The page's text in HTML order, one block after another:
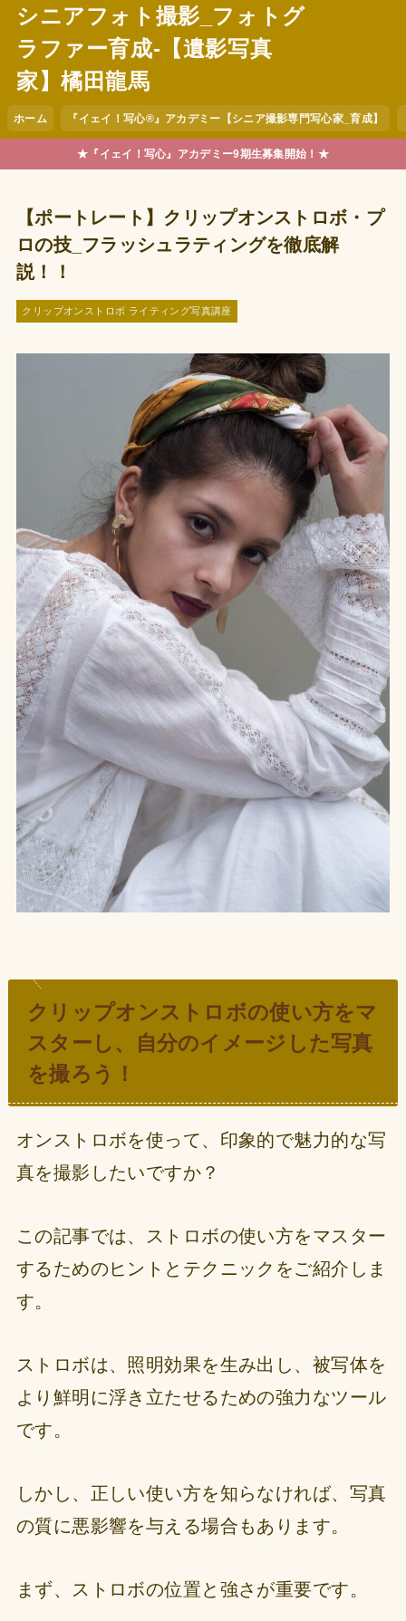
シニアフォト撮影_フォトグ
ラファー育成-【遺影写真
家】橘田龍馬
ホーム 『イェイ！写心®︎』アカデミー【シニア撮影専門写心家_育成】
★『イェイ！写心』アカデミー9期生募集開始！★
【ポートレート】クリップオンストロボ・プ
ロの技_フラッシュラティングを徹底解
説！！
クリップオンストロボ ライティング写真講座
クリップオンストロボの使い方をマ
スターし、自分のイメージした写真
を撮ろう！
オンストロボを使って、印象的で魅力的な写
真を撮影したいですか？
この記事では、ストロボの使い方をマスター
するためのヒントとテクニックをご紹介しま
す。
ストロボは、照明効果を生み出し、被写体を
より鮮明に浮き立たせるための強力なツール
です。
しかし、正しい使い方を知らなければ、写真
の質に悪影響を与える場合もあります。
まず、ストロボの位置と強さが重要です。